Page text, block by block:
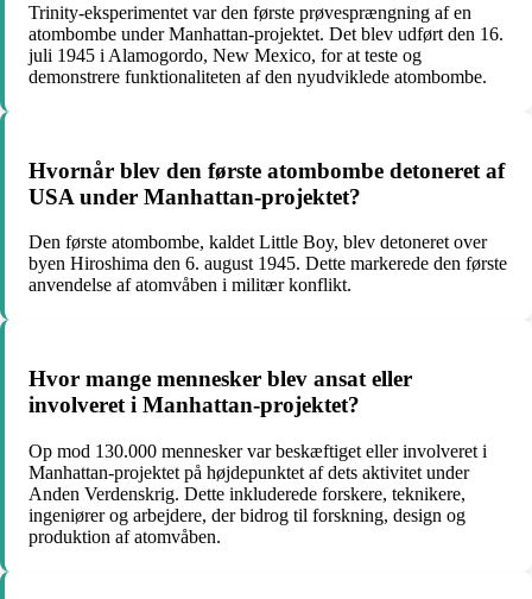
Trinity-eksperimentet var den første prøvesprængning af en
atombombe under Manhattan-projektet. Det blev udført den 16.
juli 1945 i Alamogordo, New Mexico, for at teste og
demonstrere funktionaliteten af den nyudviklede atombombe.
Hvornår blev den første atombombe detoneret af
USA under Manhattan-projektet?
Den første atombombe, kaldet Little Boy, blev detoneret over
byen Hiroshima den 6. august 1945. Dette markerede den første
anvendelse af atomvåben i militær konflikt.
Hvor mange mennesker blev ansat eller
involveret i Manhattan-projektet?
Op mod 130.000 mennesker var beskæftiget eller involveret i
Manhattan-projektet på højdepunktet af dets aktivitet under
Anden Verdenskrig. Dette inkluderede forskere, teknikere,
ingeniører og arbejdere, der bidrog til forskning, design og
produktion af atomvåben.